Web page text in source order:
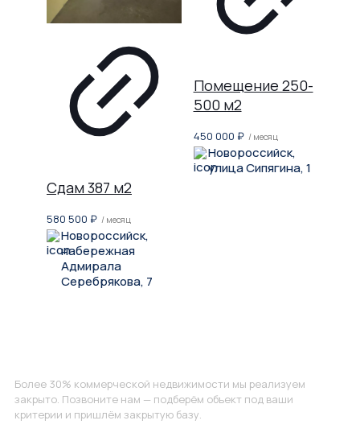
Сдам 387 м2
580 500 ₽ / месяц
Новороссийск,
набережная
Адмирала
Серебрякова, 7
Помещение 250-
500 м2
450 000 ₽ / месяц
Новороссийск,
улица Сипягина, 1
Более 30% коммерческой недвижимости мы реализуем
закрыто. Позвоните нам — подберём объект под ваши
критерии и пришлём закрытую базу.